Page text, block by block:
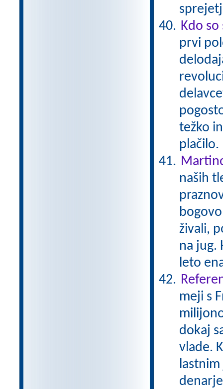
Kdo
prvi
težko
naših
živali,
na jug.
leto
meji s
dokaj
vlade.